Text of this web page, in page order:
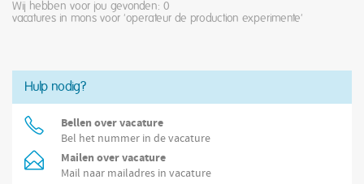
Wij hebben voor jou gevonden: 0
vacatures in mons voor 'operateur de production experimente'
Hulp nodig?
Bellen over vacature
Bel het nummer in de vacature
Mailen over vacature
Mail naar mailadres in vacature